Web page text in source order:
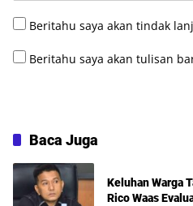
Beritahu saya akan tindak
Beritahu saya akan tulisan
Baca Juga
Keluhan Warga
Rico Waas